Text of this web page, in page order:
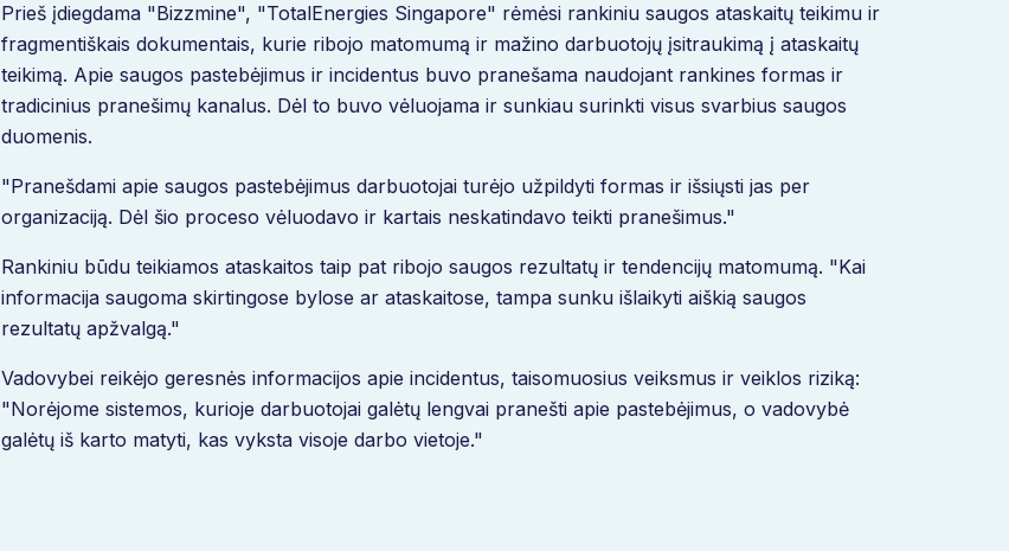
Prieš įdiegdama "Bizzmine", "TotalEnergies Singapore" rėmėsi rankiniu saugos ataskaitų teikimu ir
fragmentiškais dokumentais, kurie ribojo matomumą ir mažino darbuotojų įsitraukimą į ataskaitų
teikimą. Apie saugos pastebėjimus ir incidentus buvo pranešama naudojant rankines formas ir
tradicinius pranešimų kanalus. Dėl to buvo vėluojama ir sunkiau surinkti visus svarbius saugos
duomenis.
"Pranešdami apie saugos pastebėjimus darbuotojai turėjo užpildyti formas ir išsiųsti jas per
organizaciją. Dėl šio proceso vėluodavo ir kartais neskatindavo teikti pranešimus."
Rankiniu būdu teikiamos ataskaitos taip pat ribojo saugos rezultatų ir tendencijų matomumą. "Kai
informacija saugoma skirtingose bylose ar ataskaitose, tampa sunku išlaikyti aiškią saugos
rezultatų apžvalgą."
Vadovybei reikėjo geresnės informacijos apie incidentus, taisomuosius veiksmus ir veiklos riziką:
"Norėjome sistemos, kurioje darbuotojai galėtų lengvai pranešti apie pastebėjimus, o vadovybė
galėtų iš karto matyti, kas vyksta visoje darbo vietoje."